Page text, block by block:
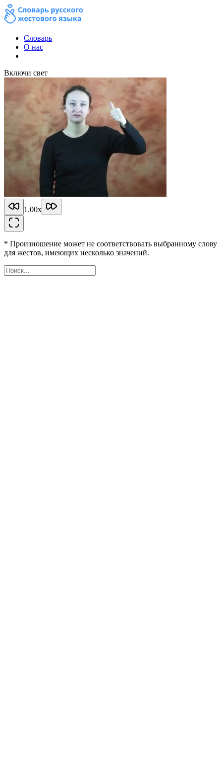
Словарь
О нас
Включи свет
1.00x
* Произношение может не соответствовать выбранному слову
для жестов, имеющих несколько значений.